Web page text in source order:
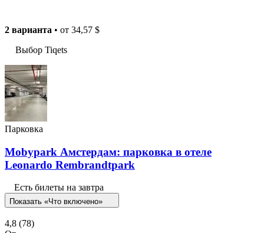
2 варианта • от 34,57 $
Выбор Tiqets
Парковка
Mobypark Амстердам: парковка в отеле
Leonardo Rembrandtpark
Есть билеты на завтра
Показать «Что включено»
4,8 (78)